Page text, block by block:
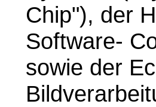
Chip"), der
Software-
sowie der